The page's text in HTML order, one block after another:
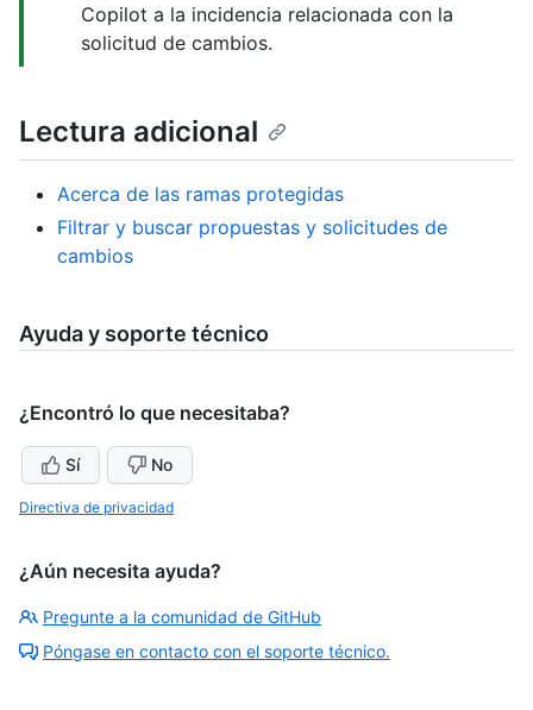
Copilot a la incidencia relacionada con la
solicitud de cambios.
Lectura adicional
Acerca de las ramas protegidas
Filtrar y buscar propuestas y solicitudes de
cambios
Ayuda y soporte técnico
¿Encontró lo que necesitaba?
Sí No
Directiva de privacidad
¿Aún necesita ayuda?
Pregunte a la comunidad de GitHub
Póngase en contacto con el soporte técnico.